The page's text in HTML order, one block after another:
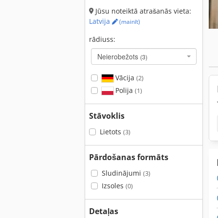
Jūsu noteiktā atrašanās vieta:
Latvija
(mainīt)
rādiuss:
Neierobežots (3)
Vācija (2)
Polija (1)
Stāvoklis
Lietots (3)
Pārdošanas formāts
Sludinājumi (3)
Izsoles (0)
Detaļas